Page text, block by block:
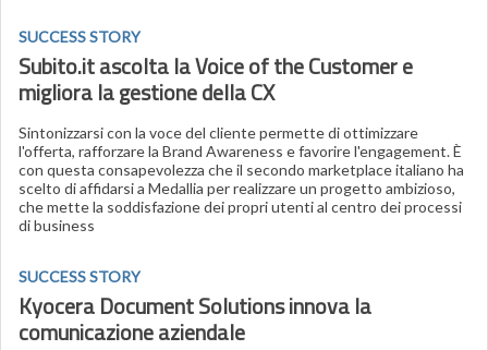
SUCCESS STORY
Subito.it ascolta la Voice of the Customer e
migliora la gestione della CX
Sintonizzarsi con la voce del cliente permette di ottimizzare
l'offerta, rafforzare la Brand Awareness e favorire l'engagement. È
con questa consapevolezza che il secondo marketplace italiano ha
scelto di affidarsi a Medallia per realizzare un progetto ambizioso,
che mette la soddisfazione dei propri utenti al centro dei processi
di business
SUCCESS STORY
Kyocera Document Solutions innova la
comunicazione aziendale